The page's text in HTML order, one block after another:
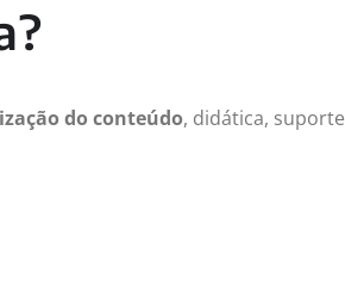
do conteúdo, didática, suporte